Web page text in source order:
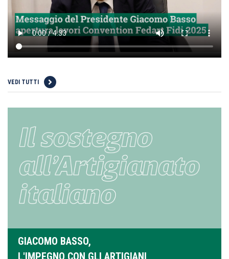
VEDI TUTTI
GIACOMO BASSO,